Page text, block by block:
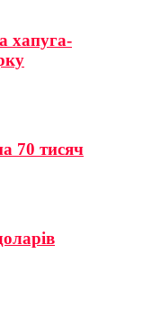
хапуга-
70 тисяч